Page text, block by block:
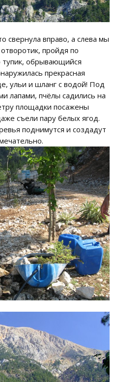
свернула вправо, а слева мы
пройдя по
тупик, обрывающийся
прекрасная
ульи и шланг с водой! Под
лапами, пчёлы садились на
площадки посажены
съели пару белых ягод.
поднимутся и создадут